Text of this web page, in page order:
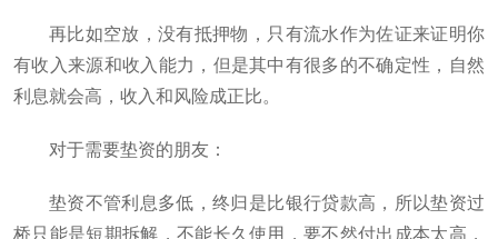
再比如空放，没有抵押物，只有流水作为佐证来证明你
有收入来源和收入能力，但是其中有很多的不确定性，自然
利息就会高，收入和风险成正比。
对于需要垫资的朋友：
垫资不管利息多低，终归是比银行贷款高，所以垫资过
桥只能是短期拆解，不能长久使用，要不然付出成本太高，